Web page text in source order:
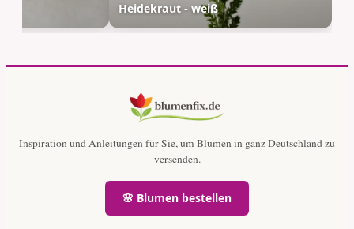
Heidekraut - weiß
Inspiration und Anleitungen für Sie, um Blumen in ganz Deutschland zu
versenden.
🌸 Blumen bestellen